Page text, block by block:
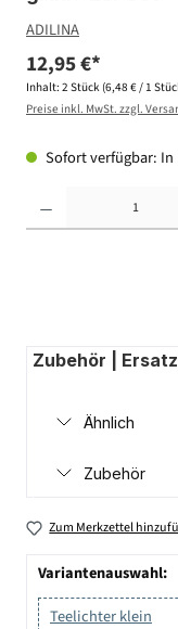
ADILINA
12,95 €*
Inhalt: 2 Stück (6,48 € / 1
Preise inkl. MwSt. zzgl.
Sofort verfügbar: In
Zubehör |
Ähnlich
Zubehör
Zum Merkzettel
Variantenauswahl:
Teelichter klein